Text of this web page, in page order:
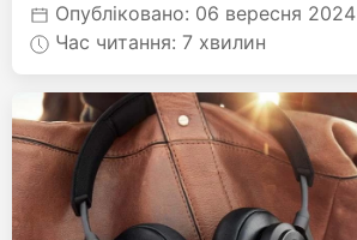
Опубліковано: 06 вересня 2024
Час читання: 7 хвилин